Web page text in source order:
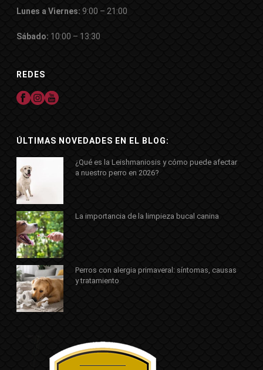
Lunes a Viernes:9:00 – 21:00
Sábado: 10:00 – 13:30
REDES
ÚLTIMAS NOVEDADES EN EL BLOG:
¿Qué es la Leishmaniosis y cómo puede afectar
a nuestro perro en 2026?
La importancia de la limpieza bucal canina
Perros con alergia primaveral: síntomas, causas
y tratamiento